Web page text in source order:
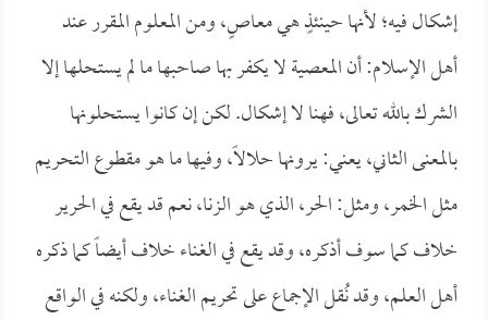
إشكال فيه؛ لأنها حينئذٍ هي معاصٍ، ومن المعلوم المقرر عند
أهل الإسلام: أن المعصية لا يكفر بها صاحبها ما لم يستحلها إلا
الشرك بالله تعالى، فهنا لا إشكال. لكن إن كانوا يستحلونها
بالمعنى الثاني، يعني: يرونها حلالاً، وفيها ما هو مقطوع التحريم
مثل الخمر، ومثل: الحر، الذي هو الزنا، نعم قد يقع في الحرير
خلاف كما سوف أذكره، وقد يقع في الغناء خلاف أيضاً كما ذكره
أهل العلم، وقد نُقل الإجماع على تحريم الغناء، ولكنه في الواقع